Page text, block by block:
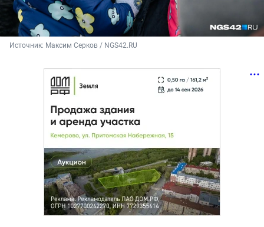
Источник: Максим Серков / NGS42.RU